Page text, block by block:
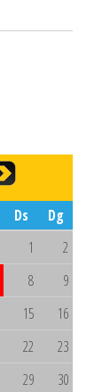
Ds
Dg
1
2
8
9
15
16
22
23
29
30